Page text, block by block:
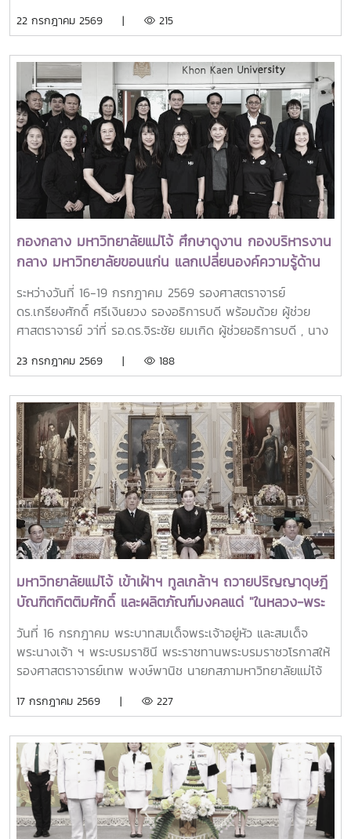
(Agribusiness and Entrepreneurship) โดยให้ความสำคัญ
พัฒนาการเกษตรและชนบทอย่างยั่งยืน โดยในปีนี้ การมอบ
รางวัล OSSA Awards 2026 มีความสำคัญเป็นพิเศษ เนื่องจาก
จัดขึ้นในวาระเฉลิมฉลอง ครบรอบ 60 ปีของ SEARCA ซึ่งเป็น
องค์กรระดับภูมิภาคภายใต้ the Southeast Asian Ministers
of Education (SEAMEO) และมีบทบาทสำคัญในการพัฒนา
ศักยภาพบุคลากร ส่งเสริมการศึกษาและการวิจัย ตลอดจนสร้าง
เครือข่ายความร่วมมือเพื่อการพัฒนาการเกษตรและชนบทใน
ภูมิภาคเอเชียตะวันออกเฉียงใต้มาอย่างต่อเนื่องจากศิษย์เก่าทุน
DAAD–SEARCA สู่ผู้นำมหาวิทยาลัยด้านการเกษตรรอง
ศาสตราจารย์ ดร.วีระพล ทองมา เป็นศิษย์เก่าของ University
of the Philippines Los Baños (UPLB) ประเทศฟิลิปปินส์
โดยได้รับทุนการศึกษาระดับปริญญาเอกจาก German
Academic Exchange Service (DAAD)–SEARCA
Scholarship และสำเร็จการศึกษาระดับ Doctor of Philosophy
(Ph.D.) in Extension Education จาก University of the
วิชาการและการสร้างเครือข่ายความร่วมมือระหว่างประเทศในช่วง
ด้านการพัฒนาการศึกษา การเกษตร และชุมชน ตลอดจนการ
สร้างความร่วมมือระหว่างสถาบันอุดมศึกษา ซึ่งต่อมาได้ถูกนำมา
ขยายผลอย่างต่อเนื่องตลอดเส้นทางการทำงานและการบริหาร
มหาวิทยาลัยSEARCA ยกย่องภาวะผู้นำเพื่อการพัฒนาชนบทและ
ชุมชนอย่างยั่งยืนการได้รับรางวัล OSSA Awards 2026 ของ
รองศาสตราจารย์ ดร.วีระพล ทองมา นับเป็นการยอมรับในระดับ
นานาชาติต่อภาวะผู้นำและความมุ่งมั่นในการขับเคลื่อนสถาบัน
อุดมศึกษาให้เป็นกลไกสำคัญของการพัฒนาชนบท ชุมชน และ
ภาคการเกษตรอย่างยั่งยืน โดย SEARCA ยกย่องท่านในฐานะ
ผู้นำที่มีความมุ่งมั่นในการ เปลี่ยนบทบาทของการอุดมศึกษาให้
เป็นพลังขับเคลื่อนการพัฒนาชนบทและชุมชน โดยภายใต้การนำ
ของท่าน มหาวิทยาลัยแม่โจ้ได้ส่งเสริมการพัฒนาการท่องเที่ยว
เชิงเกษตรโดยชุมชน (Community-Based Agritourism) การ
เสริมสร้างความเข้มแข็งของวิสาหกิจและเศรษฐกิจท้องถิ่น การ
ส่งเสริมการใช้พลังงานหมุนเวียน ตลอดจนการขับเคลื่อนแนวคิด
แนวทางดังกล่าวมีส่วนสำคัญในการ เสริมพลังแก่เกษตรกรและ
ชุมชนกลุ่มชาติพันธุ์ให้สามารถพัฒนาวิถีการดำรงชีวิตและสร้าง
รายได้อย่างยั่งยืน บนพื้นฐานของอัตลักษณ์และศักยภาพของ
ท้องถิ่น การมีส่วนร่วม ความเป็นเจ้าของ และศักดิ์ศรีของชุมชน
สะท้อนถึงการเชื่อมโยงองค์ความรู้จากมหาวิทยาลัยสู่การพัฒนา
พื้นที่จริง และการสร้างผลกระทบเชิงบวกแก่สังคมอย่างเป็นรูป
ธรรมเกียรติประวัติแห่งความเป็นผู้นำทางการศึกษาและความร่วม
มือระหว่างประเทศ ตลอดเส้นทางการทำงานด้านวิชาการและการ
จำนวน 100 แพ็ค เพื่อใช้ในกิจกรรม “จิตอาสาพัฒนาภูมิทัศน์
สำคัญของชาติไทย เพื่อเฉลิมพระเกียรติพระบาทสมเด็จ
พระเจ้าอยู่หัว เนื่องในโอกาสวันเฉลิมพระชนมพรรษา 28
กรกฎาคม 2569 พร้อมทั้งสนับสนุนโครงการ “ชาวเชียงใหม่ปลูก
ป่า รักษ์โลก เพิ่มพื้นที่สีเขียวสู่ชุมชน” แก่ผู้เข้าร่วมกิจกรรมและ
ประชาชนที่มาใช้บริการ
22 กรกฎาคม 2569 | 215
กองกลาง มหาวิทยาลัยแม่โจ้ ศึกษาดูงาน กองบริหารงาน
กลาง มหาวิทยาลัยขอนแก่น แลกเปลี่ยนองค์ความรู้ด้าน
AI เพื่อยกระดับการบริหารจัดการองค์กรสมัยใหม่ และแลก
เปลี่ยนเรียนรู้ด้านการประยุกต์ใช้ AI ในการปฎิบัติงาน
ระหว่างวันที่ 16-19 กรกฎาคม 2569 รองศาสตราจารย์
ดร.เกรียงศักดิ์ ศรีเงินยวง รองอธิการบดี พร้อมด้วย ผู้ช่วย
ศาสตราจารย์ วา่ที่ รอ.ดร.จิระชัย ยมเกิด ผู้ช่วยอธิการบดี , นาง
กองกลางเข้าโครงการการศึกษาดูงานและพัฒนาองค์ความรู้ด้าน
การบริหารจัดการองค์กรสมัยใหม่ และแลกเปลี่ยนเรียนรู้ด้านการ
ประยุกต์ใช้ AI ในการปฎิบัติงาน ณ กองบริหารงานกลาง
สำนักงานอธิการบดี มหาวิทยาลัยขอนแก่นในโอกาสนี้ได้รับเกียรติ
จาก รองศาสตราจารย์ ดร.ภัทรวิทย์ พลพินิจ รองอธิการบดีฝ่าย
ทรัพยากรบุคคล , ดร.กิตติ์ เธียรธโนปจัย ผู้ช่วยอธิการบดีฝ่าย
ดิจิทัล , นายธัญญา ภักดี ผู้อำนวยกองบริหารงานกลาง และ
บุคลากร ให้การต้อนรับและร่วมแลกเปลี่ยนเรียนรู้
23 กรกฎาคม 2569 | 188
มหาวิทยาลัยแม่โจ้ เข้าเฝ้าฯ ทูลเกล้าฯ ถวายปริญญาดุษฎี
บัณฑิตกิตติมศักดิ์ และผลิตภัณฑ์มงคลแด่ "ในหลวง-พระ
ราชินี"
วันที่ 16 กรกฎาคม พระบาทสมเด็จพระเจ้าอยู่หัว และสมเด็จ
พระนางเจ้า ฯ พระบรมราชินี พระราชทานพระบรมราชวโรกาสให้
รองศาสตราจารย์เทพ พงษ์พานิช นายกสภามหาวิทยาลัยแม่โจ้
เกล้าทูลกระหม่อมถวายปริญญาปรัชญาดุษฎีบัณฑิตกิตติมศักดิ์
แด่พระบาทสมเด็จพระเจ้าอยู่หัว เพื่อเฉลิมพระเกียรติคุณที่ทรง
เชี่ยวชาญการพัฒนาประเทศ สร้างสมดุลระหว่างมิติทาง
เศรษฐกิจ สังคม และสิ่งแวดล้อม กับทูลเกล้าทูลกระหม่อมถวาย
ปริญญาปรัชญาดุษฎีบัณฑิตกิตติมศักดิ์ สาขาวิชาการจัดการการ
ท่องเที่ยว (หลักสูตรนานาชาติ) พร้อมครุยวิทยฐานะ แด่สมเด็จ
17 กรกฎาคม 2569 | 227